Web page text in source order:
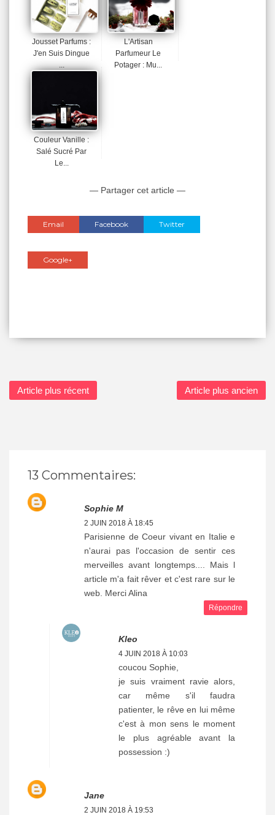
Jousset Parfums :
J'en Suis Dingue
...
L'Artisan
Parfumeur Le
Potager : Mu...
Couleur Vanille :
Salé Sucré Par
Le...
— Partager cet article —
Email Facebook Twitter
Google+
Article plus récent Article plus ancien
13 Commentaires:
Sophie M
2 JUIN 2018 À 18:45
Parisienne de Coeur vivant en Italie e
n'aurai pas l'occasion de sentir ces
merveilles avant longtemps.... Mais l
article m'a fait rêver et c'est rare sur le
web. Merci Alina
Répondre
Kleo
4 JUIN 2018 À 10:03
coucou Sophie,
je suis vraiment ravie alors,
car même s'il faudra
patienter, le rêve en lui même
c'est à mon sens le moment
le plus agréable avant la
possession :)
Jane
2 JUIN 2018 À 19:53